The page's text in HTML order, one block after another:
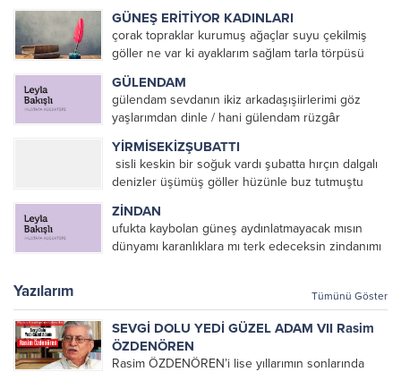
GÜNEŞ ERİTİYOR KADINLARI
çorak topraklar kurumuş ağaçlar suyu çekilmiş
göller ne var ki ayaklarım sağlam tarla törpüsü
güneş toprağı ve pamuk toplayan kadınları eriyor
kadınlar güneşte toprağı temizlemek...
GÜLENDAM
gülendam sevdanın ikiz arkadaşışiirlerimi göz
yaşlarımdan dinle / hani gülendam rüzgâr
fırtına biçecektikhani gülendam dağların sevdası
üzerine ant içmiştikhani gülendam sevdanın
elinden tutup ağlamayacaktıkkırmızı...
YİRMİSEKİZŞUBATTI
sisli keskin bir soğuk vardı şubatta hırçın dalgalı
denizler üşümüş göller hüzünle buz tutmuştu
yırtılmıştı yirmisekizşubattı /post modern olsundu
zulüm çoğalsındı ve ezilsindi bütün inananlar/...
ZİNDAN
ufukta kaybolan güneş aydınlatmayacak mısın
dünyamı karanlıklara mı terk edeceksin zindanımı
Yazılarım Tümünü Göster
SEVGİ DOLU YEDİ GÜZEL ADAM VII Rasim
ÖZDENÖREN
Rasim ÖZDENÖREN’i lise yıllarımın sonlarında